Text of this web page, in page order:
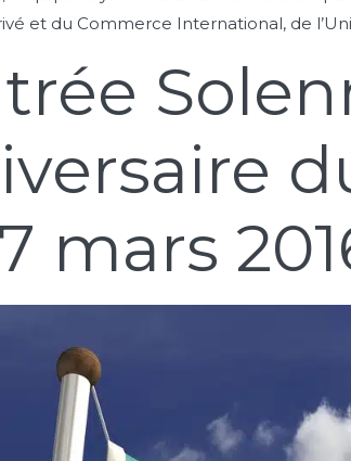
et du Commerce International, de
mars